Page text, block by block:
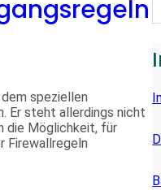
speziellen
Er steht allerdings nicht
die Möglichkeit, für
Firewallregeln
C